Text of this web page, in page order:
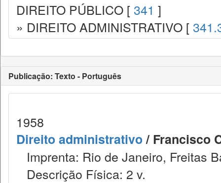
DIREITO PÚBLICO [ 341 ]
» DIREITO ADMINISTRATIVO [
Publicação: Texto - Português
1958
Direito administrativo/ Francisco
Imprenta: Rio de Janeiro, Freitas
Descrição Física: 2 v.